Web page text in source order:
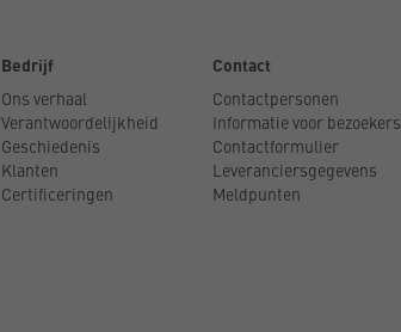
Bedrijf
Ons verhaal
Verantwoordelijkheid
Geschiedenis
Klanten
Certificeringen
Contact
Contactpersonen
Informatie voor bezoekers
Contactformulier
Leveranciersgegevens
Meldpunten